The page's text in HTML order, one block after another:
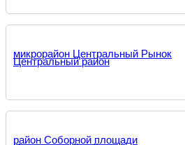
микрорайон Центральный Рынок
Центральный район
район Соборной площади